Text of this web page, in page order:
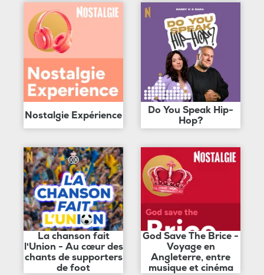
Nostalgie Expérience
Do You Speak Hip-
Hop?
La chanson fait
l'Union - Au cœur des
chants de supporters
de foot
God Save The Brice -
Voyage en
Angleterre, entre
musique et cinéma